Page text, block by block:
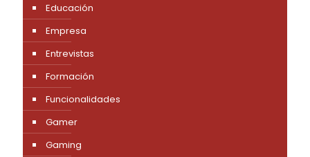
Educación
Empresa
Entrevistas
Formación
Funcionalidades
Gamer
Gaming